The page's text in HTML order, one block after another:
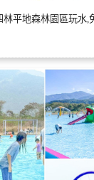
林平地森林園區玩水,